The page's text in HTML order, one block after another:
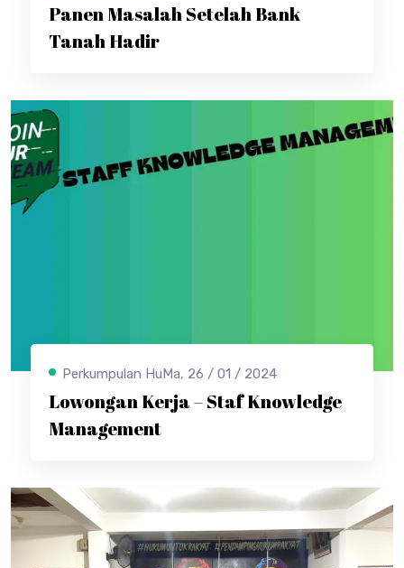
Panen Masalah Setelah Bank
Tanah Hadir
Perkumpulan HuMa, 26 / 01 / 2024
Lowongan Kerja – Staf Knowledge
Management